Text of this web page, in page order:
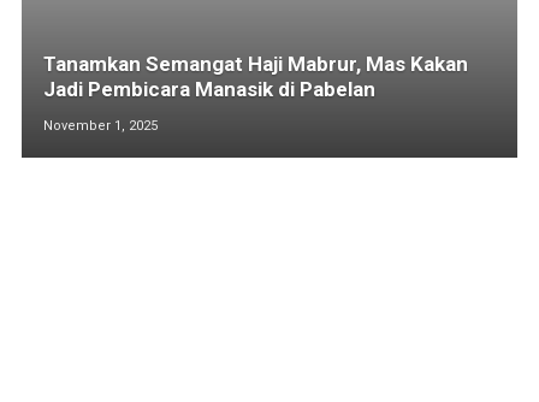
Tanamkan Semangat Haji Mabrur, Mas Kakan
Jadi Pembicara Manasik di Pabelan
November 1, 2025